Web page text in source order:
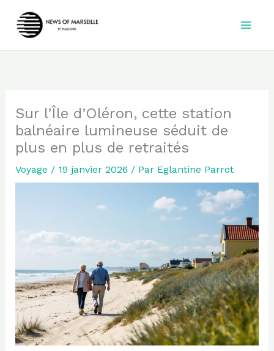
Sur l’Île d’Oléron, cette station
balnéaire lumineuse séduit de
plus en plus de retraités
Voyage / 19 janvier 2026 / Par Eglantine Parrot